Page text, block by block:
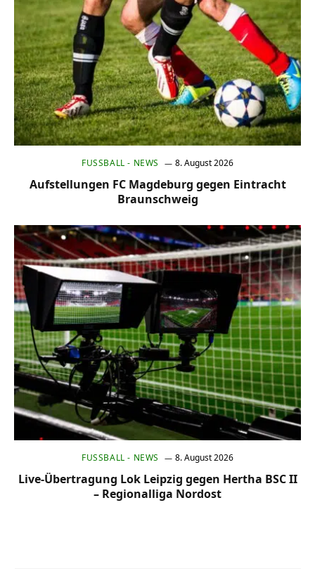
FUSSBALL - NEWS 8. August 2026
Aufstellungen FC Magdeburg gegen Eintracht
Braunschweig
FUSSBALL - NEWS 8. August 2026
Live-Übertragung Lok Leipzig gegen Hertha BSC II
– Regionalliga Nordost